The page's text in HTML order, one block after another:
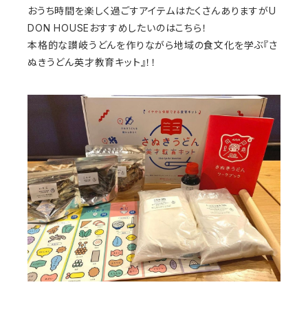
おうち時間を楽しく過ごすアイテムはたくさんありますがU
DON HOUSEおすすめしたいのはこちら！
本格的な讃岐うどんを作りながら地域の食文化を学ぶ『さ
ぬきうどん英才教育キット』！！